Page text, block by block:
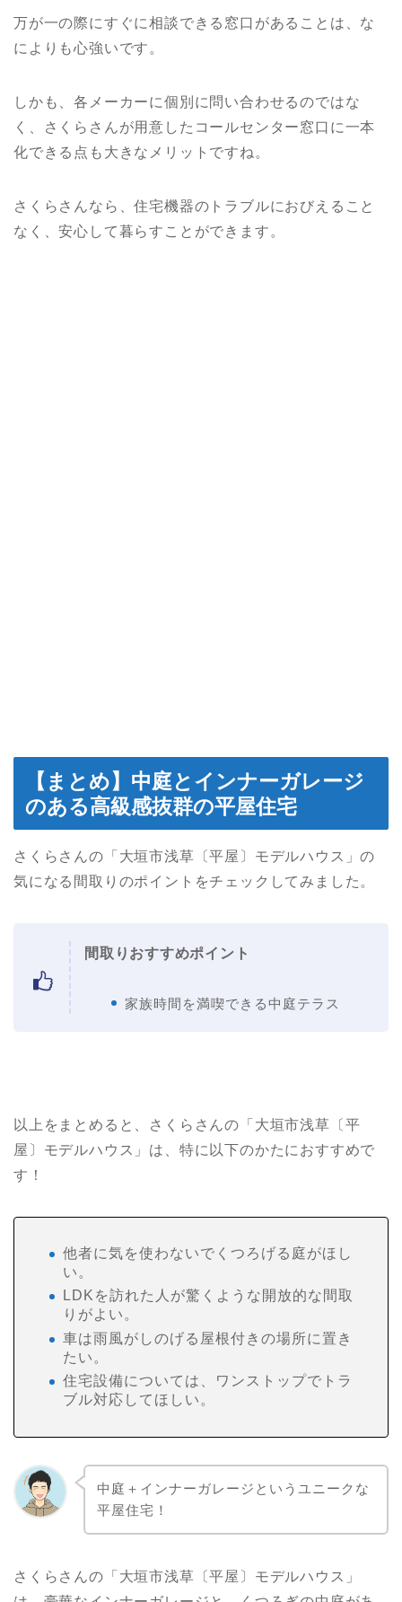
万が一の際にすぐに相談できる窓口があることは、な
によりも心強いです。
しかも、各メーカーに個別に問い合わせるのではな
く、さくらさんが用意したコールセンター窓口に一本
化できる点も大きなメリットですね。
さくらさんなら、住宅機器のトラブルにおびえること
なく、安心して暮らすことができます。
【まとめ】中庭とインナーガレージ
のある高級感抜群の平屋住宅
さくらさんの「大垣市浅草〔平屋〕モデルハウス」の
気になる間取りのポイントをチェックしてみました。
間取りおすすめポイント
家族時間を満喫できる中庭テラス
以上をまとめると、さくらさんの「大垣市浅草〔平
屋〕モデルハウス」は、特に以下のかたにおすすめで
す！
他者に気を使わないでくつろげる庭がほし
い。
LDKを訪れた人が驚くような開放的な間取
りがよい。
車は雨風がしのげる屋根付きの場所に置き
たい。
住宅設備については、ワンストップでトラ
ブル対応してほしい。
中庭＋インナーガレージというユニークな
平屋住宅！
さくらさんの「大垣市浅草〔平屋〕モデルハウス」